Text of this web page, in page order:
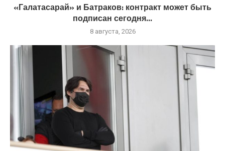
«Галатасарай» и Батраков: контракт может быть
подписан сегодня...
8 августа, 2026